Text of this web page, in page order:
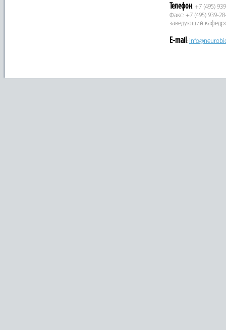
Телефон: +7 (495)
Факс: +7 (495) 939-
заведующий
E-mail :